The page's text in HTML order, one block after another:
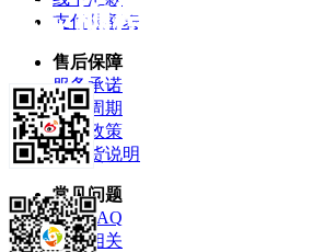
支付限额表
售后保障
服务承诺
服务周期
售后政策
退换货说明
常见问题
柳橙FAQ
产品相关